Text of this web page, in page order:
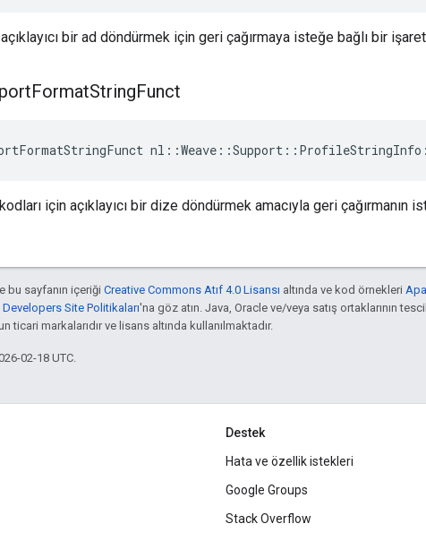
bir ad döndürmek için geri çağırmaya isteğe bağlı bir
FormatStringFunct
için açıklayıcı bir dize döndürmek amacıyla geri çağırmanın
bu sayfanın içeriği Creative Commons Atıf 4.0 Lisansı altında ve kod örnekleri
Site Politikaları'na göz atın. Java, Oracle ve/veya satış ortaklarının
ticari markalarıdır ve lisans altında kullanılmaktadır.
02-18 UTC.
Destek
Hata ve özellik istekleri
Google Groups
Stack Overflow